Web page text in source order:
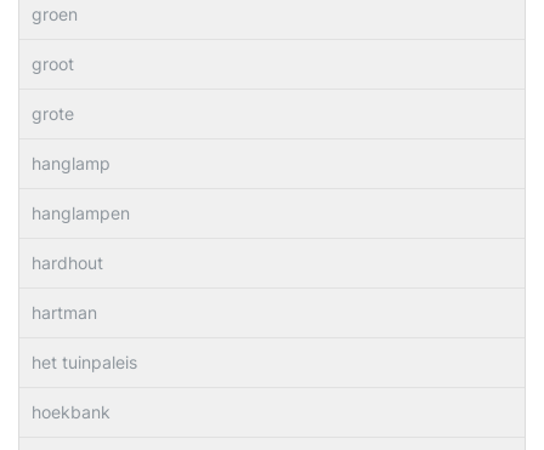
groen
groot
grote
hanglamp
hanglampen
hardhout
hartman
het tuinpaleis
hoekbank